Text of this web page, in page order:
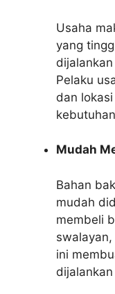
Usaha
yang
Pelaku
dan
Mudah
Bahan
mudah
membeli
ini